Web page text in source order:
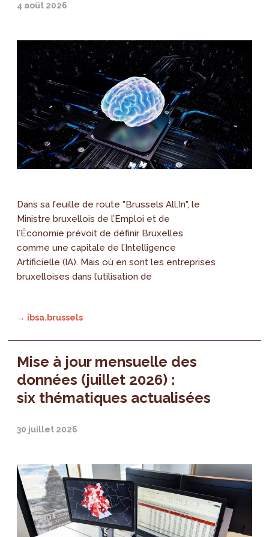
4 août 2026
Dans sa feuille de route "Brussels All.In", le
Ministre bruxellois de l’Emploi et de
l’Économie prévoit de définir Bruxelles
comme une capitale de l’Intelligence
Artificielle (IA). Mais où en sont les entreprises
bruxelloises dans l’utilisation de
→ ibsa.brussels
Mise à jour mensuelle des
données (juillet 2026) :
six thématiques actualisées
30 juillet 2026